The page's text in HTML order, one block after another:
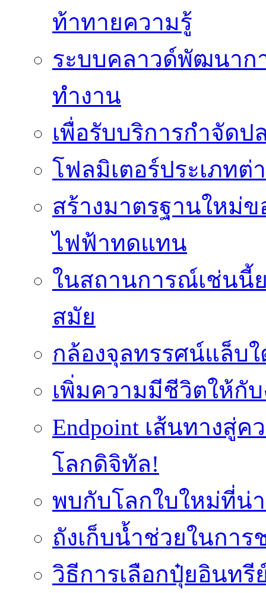
ท้าทายความรู้
ระบบคลาวด์พัฒนาก
ทำงาน
เพื่อรับบริการกำจัด
โฟลมิเตอร์ประเภทต่
สร้างมาตรฐานใหม่ข
ไฟฟ้าทดแทน
ในสถานการณ์เช่นนี้
สมัย
กล้องจุลทรรศน์แล็บ
เพิ่มความมีชีวิตให้กับ
Endpoint เส้นทางสู่
โลกดิจิทัล!
พบกับโลกใบใหม่ที่น่
ถังเก็บน้ำช่วยในกา
วิธีการเลือกปุ๋ยอินทรี